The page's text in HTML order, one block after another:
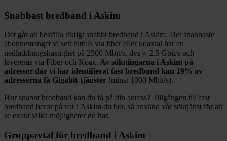
Snabbast bredband i Askim
Det går att beställa riktigt snabbt bredband i Askim. Det snabbaste
abonnemanget vi sett hittills via fiber eller koaxial har en
nedladdningshastighet på 2500 Mbit/s, dvs ≈ 2,5 Gbit/s och
levereras via Fiber och Koax. Av sökningarna i Askim på
adresser där vi har identifierat fast bredband kan 19% av
adresserna få Gigabit-tjänster (minst 1000 Mbit/s).
Hur snabbt bredband kan du få på din adress? Tillgången till fast
bredband beror på var i Askim du bor, så använd vår söktjänst för att
se exakt vilka möjligheter du har.
Gruppavtal för bredband i Askim